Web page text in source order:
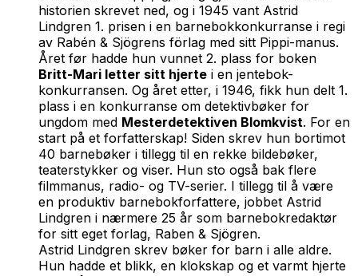
historien skrevet ned, og i 1945 vant Astrid
Lindgren 1. prisen i en barnebokkonkurranse i regi
av Rabén & Sjögrens förlag med sitt Pippi-manus.
Året før hadde hun vunnet 2. plass for boken
Britt-Mari letter sitt hjerte i en jentebok-
konkurransen. Og året etter, i 1946, fikk hun delt 1.
plass i en konkurranse om detektivbøker for
ungdom med Mesterdetektiven Blomkvist. For en
start på et forfatterskap! Siden skrev hun bortimot
40 barnebøker i tillegg til en rekke bildebøker,
teaterstykker og viser. Hun sto også bak flere
filmmanus, radio- og TV-serier. I tillegg til å være
en produktiv barnebokforfattere, jobbet Astrid
Lindgren i nærmere 25 år som barnebokredaktør
for sitt eget forlag, Raben & Sjögren.
Astrid Lindgren skrev bøker for barn i alle aldre.
Hun hadde et blikk, en klokskap og et varmt hjerte